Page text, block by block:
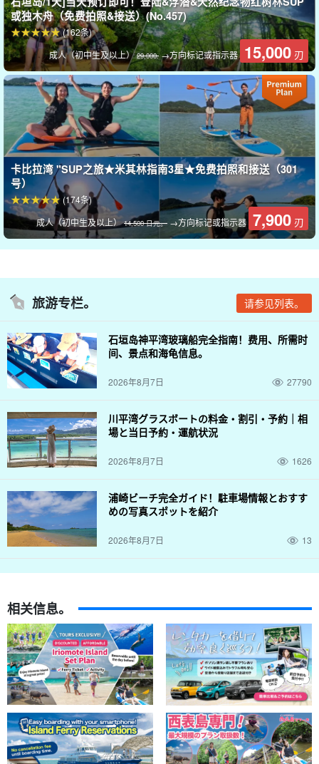
根据潮汐和阳光的变化，水面会在适当的时候变得像一面镜子，将
周围的景观反射到海面上，形成类似于乌尤尼盐湖的景象！
话，还能看到海龟！
在游览过程中，导游会用特制的防水相机为您拍照，并免费为您提
供数据。
或独木舟（免费拍照&接送）(No.457)
成人（初中生及以上）29,000.→方向标记或指示器 15,000 刃
(162条)
卡比拉湾 "SUP之旅★米其林指南3星★免费拍照和接送（301
号）
成人（初中生及以上）14,500 日元。 →方向标记或指示器 7,900 刃
(174条)
旅游专栏。 请参见列表。
石垣岛神平湾玻璃船完全指南！费用、所需时
间、景点和海龟信息。
2026年8月7日 27790
川平湾グラスボートの料金・割引・予約｜相
場と当日予約・運航状況
2026年8月7日 1626
浦崎ビーチ完全ガイド！駐車場情報とおすす
めの写真スポットを紹介
2026年8月7日 13
相关信息。